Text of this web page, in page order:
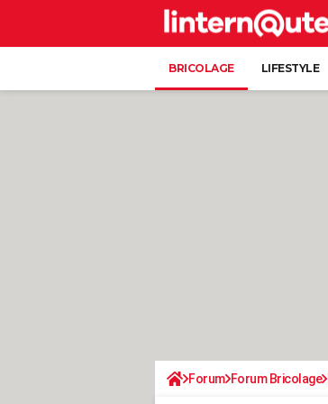
BRICOLAGE LIFESTYLE
Forum Forum Bricolage